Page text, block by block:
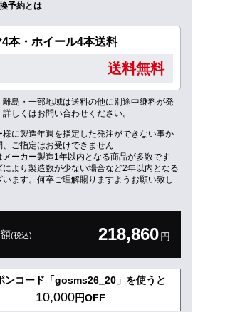
予約とは
4本・ホイール4本送料
送料無料
島・一部地域は送料の他に別途中継料が発
しくはお問い合わせください。
に製造年週を指定した発注ができない事か
、ご指定はお受けできません
メーカー製造1年以内となる商品が多数です
により製造数が少ない場合など2年以内となる
います。何卒ご理解賜りますようお願い致し
(税込) 218,860円
ンコード「gosms26_20」を使うと
10,000円OFF